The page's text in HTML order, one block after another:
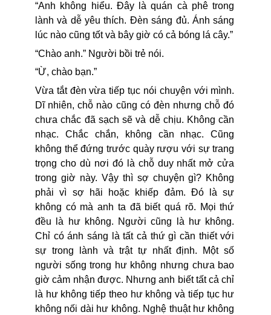
“Anh không hiểu. Đây là quán cà phê trong
lành và dễ yêu thích. Đèn sáng đủ. Ánh sáng
lúc nào cũng tốt và bây giờ có cả bóng lá cây.”
“Chào anh.” Người bồi trẻ nói.
“Ừ, chào bạn.”
Vừa tắt đèn vừa tiếp tục nói chuyện với mình.
Dĩ nhiên, chỗ nào cũng có đèn nhưng chỗ đó
chưa chắc đã sạch sẽ và dễ chịu. Không cần
nhạc. Chắc chắn, không cần nhạc. Cũng
không thể đứng trước quày rượu với sự trang
trọng cho dù nơi đó là chỗ duy nhất mở cửa
trong giờ này. Vậy thì sợ chuyện gì? Không
phải vì sợ hãi hoặc khiếp đảm. Đó là sự
không có mà anh ta đã biết quá rõ. Mọi thứ
đều là hư không. Người cũng là hư không.
Chỉ có ánh sáng là tất cả thứ gì cần thiết với
sự trong lành và trật tự nhất định. Một số
người sống trong hư không nhưng chưa bao
giờ cảm nhận được. Nhưng anh biết tất cả chỉ
là hư không tiếp theo hư không và tiếp tục hư
không nối dài hư không. Nghệ thuật hư không